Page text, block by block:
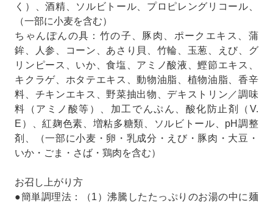
く）、酒精、ソルビトール、プロピレングリコール、
（一部に小麦を含む）
ちゃんぽんの具：竹の子、豚肉、ポークエキス、蒲
鉾、人参、コーン、あさり貝、竹輪、玉葱、えび、グ
リンピース、いか、食塩、アミノ酸液、鰹節エキス、
キクラゲ、ホタテエキス、動物油脂、植物油脂、香辛
料、チキンエキス、野菜抽出物、デキストリン／調味
料（アミノ酸等）、加工でんぷん、酸化防止剤（V.
E）、紅麹色素、増粘多糖類、ソルビトール、pH調整
剤、（一部に小麦・卵・乳成分・えび・豚肉・大豆・
いか・ごま・さば・鶏肉を含む）
お召し上がり方
●簡単調理法：（1）沸騰したたっぷりのお湯の中に麺